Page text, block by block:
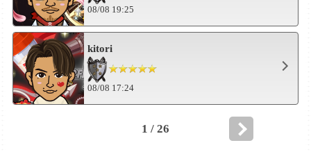
08/08 19:25
kitori
08/08 17:24
1 / 26